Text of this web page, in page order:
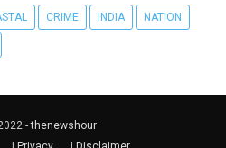
CRIME INDIA NATION
-thenewshour